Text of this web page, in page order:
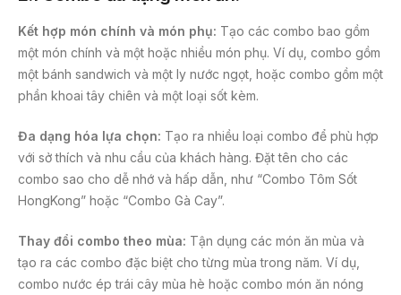
Kết hợp món chính và món phụ: Tạo các combo bao gồm
một món chính và một hoặc nhiều món phụ. Ví dụ, combo gồm
một bánh sandwich và một ly nước ngọt, hoặc combo gồm một
phần khoai tây chiên và một loại sốt kèm.
Đa dạng hóa lựa chọn: Tạo ra nhiều loại combo để phù hợp
với sở thích và nhu cầu của khách hàng. Đặt tên cho các
combo sao cho dễ nhớ và hấp dẫn, như “Combo Tôm Sốt
HongKong” hoặc “Combo Gà Cay”.
Thay đổi combo theo mùa: Tận dụng các món ăn mùa và
tạo ra các combo đặc biệt cho từng mùa trong năm. Ví dụ,
combo nước ép trái cây mùa hè hoặc combo món ăn nóng